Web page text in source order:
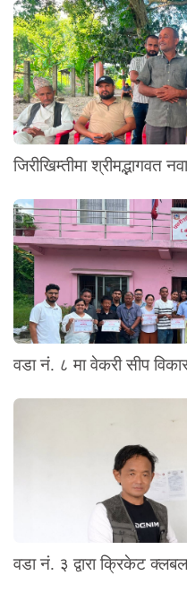
जिरीखिम्तीमा श्रीमद्भागवत
वडा नं. ८ मा वेकरी सीप
वडा नं. ३ द्वारा क्रिकेट